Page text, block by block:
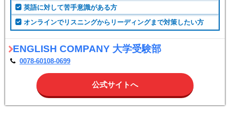
英語に対して苦手意識がある方
オンラインでリスニングからリーディングまで対策したい方
ENGLISH COMPANY 大学受験部
0078-60108-0699
公式サイトへ